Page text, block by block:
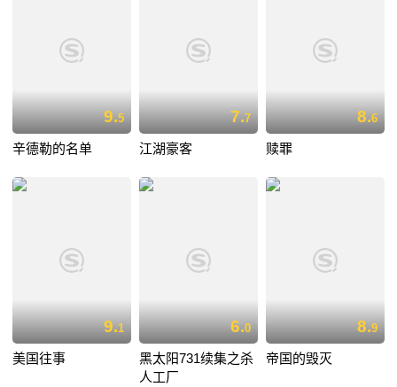
9.5
辛德勒的名单
7.7
江湖豪客
8.6
赎罪
9.1
美国往事
6.0
黑太阳731续集之杀
人工厂
8.9
帝国的毁灭